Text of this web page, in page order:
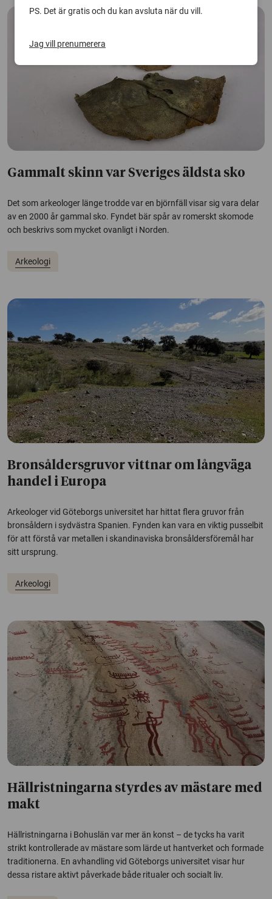
Gammalt skinn var Sveriges äldsta sko
Det som arkeologer länge trodde var en björnfäll visar sig vara delar
av en 2000 år gammal sko. Fyndet bär spår av romerskt skomode
och beskrivs som mycket ovanligt i Norden.
Arkeologi
Bronsåldersgruvor vittnar om långväga
handel i Europa
Arkeologer vid Göteborgs universitet har hittat flera gruvor från
bronsåldern i sydvästra Spanien. Fynden kan vara en viktig pusselbit
för att förstå var metallen i skandinaviska bronsåldersföremål har
sitt ursprung.
Arkeologi
Hällristningarna styrdes av mästare med
makt
Hällristningarna i Bohuslän var mer än konst – de tycks ha varit
strikt kontrollerade av mästare som lärde ut hantverket och formade
traditionerna. En avhandling vid Göteborgs universitet visar hur
dessa ristare aktivt påverkade både ritualer och socialt liv.
PS. Det är gratis och du kan avsluta när du vill.
Jag vill prenumerera